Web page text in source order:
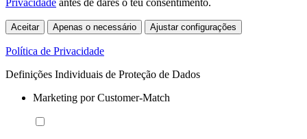
Privacidade antes de dares o teu consentimento.
Aceitar Apenas o necessário Ajustar configurações
Política de Privacidade
Definições Individuais de Proteção de Dados
Marketing por Customer-Match